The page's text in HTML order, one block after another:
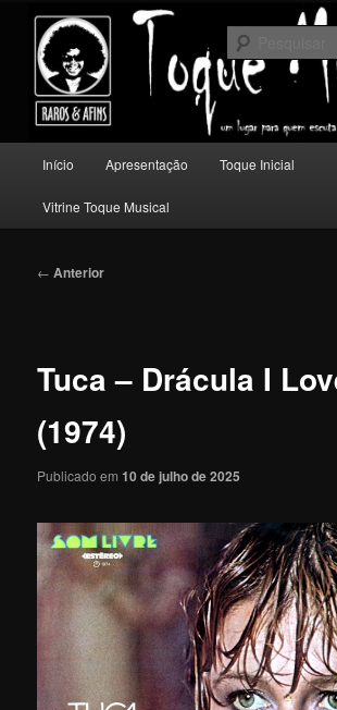
conteúdo
principalToque Musical
Um lugar para quem escuta música com outros
principal
Início Apresentação Toque Inicial
Vitrine Toque Musical
Navegação
← Anterior
Tuca – Drácula I
(1974)
Publicado em10 de julho de 2025